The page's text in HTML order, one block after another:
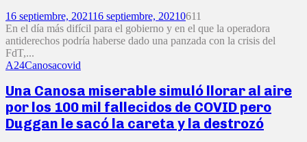
16 septiembre, 202116 septiembre, 20210611
En el día más difícil para el gobierno y en el que la operadora
antiderechos podría haberse dado una panzada con la crisis del
FdT,...
A24Canosacovid
Una Canosa miserable simuló llorar al aire
por los 100 mil fallecidos de COVID pero
Duggan le sacó la careta y la destrozó